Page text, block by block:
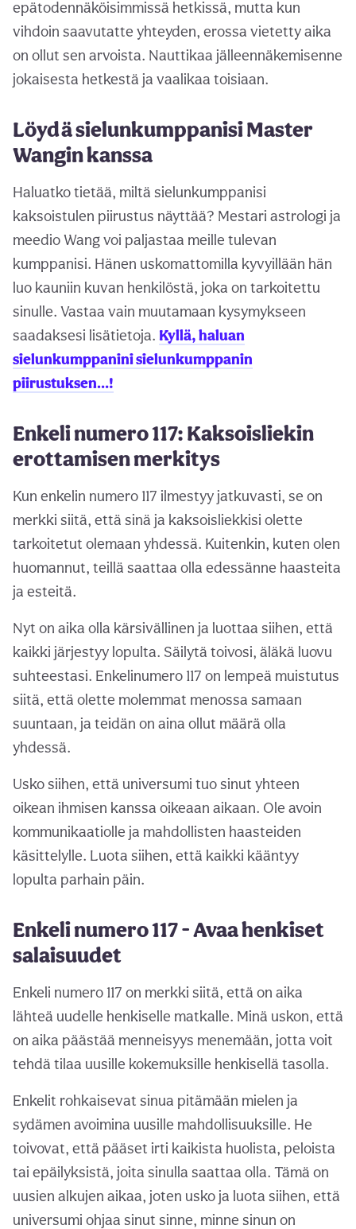
epätodennäköisimmissä hetkissä, mutta kun
vihdoin saavutatte yhteyden, erossa vietetty aika
on ollut sen arvoista. Nauttikaa jälleennäkemisenne
jokaisesta hetkestä ja vaalikaa toisiaan.
Löydä sielunkumppanisi Master
Wangin kanssa
Haluatko tietää, miltä sielunkumppanisi
kaksoistulen piirustus näyttää? Mestari astrologi ja
meedio Wang voi paljastaa meille tulevan
kumppanisi. Hänen uskomattomilla kyvyillään hän
luo kauniin kuvan henkilöstä, joka on tarkoitettu
sinulle. Vastaa vain muutamaan kysymykseen
saadaksesi lisätietoja. Kyllä, haluan
sielunkumppanini sielunkumppanin
piirustuksen…!
Enkeli numero 117: Kaksoisliekin
erottamisen merkitys
Kun enkelin numero 117 ilmestyy jatkuvasti, se on
merkki siitä, että sinä ja kaksoisliekkisi olette
tarkoitetut olemaan yhdessä. Kuitenkin, kuten olen
huomannut, teillä saattaa olla edessänne haasteita
ja esteitä.
Nyt on aika olla kärsivällinen ja luottaa siihen, että
kaikki järjestyy lopulta. Säilytä toivosi, äläkä luovu
suhteestasi. Enkelinumero 117 on lempeä muistutus
siitä, että olette molemmat menossa samaan
suuntaan, ja teidän on aina ollut määrä olla
yhdessä.
Usko siihen, että universumi tuo sinut yhteen
oikean ihmisen kanssa oikeaan aikaan. Ole avoin
kommunikaatiolle ja mahdollisten haasteiden
käsittelylle. Luota siihen, että kaikki kääntyy
lopulta parhain päin.
Enkeli numero 117 - Avaa henkiset
salaisuudet
Enkeli numero 117 on merkki siitä, että on aika
lähteä uudelle henkiselle matkalle. Minä uskon, että
on aika päästää menneisyys menemään, jotta voit
tehdä tilaa uusille kokemuksille henkisellä tasolla.
Enkelit rohkaisevat sinua pitämään mielen ja
sydämen avoimina uusille mahdollisuuksille. He
toivovat, että pääset irti kaikista huolista, peloista
tai epäilyksistä, joita sinulla saattaa olla. Tämä on
uusien alkujen aikaa, joten usko ja luota siihen, että
universumi ohjaa sinut sinne, minne sinun on